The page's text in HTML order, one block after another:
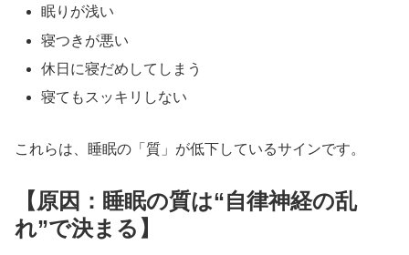
眠りが浅い
寝つきが悪い
休日に寝だめしてしまう
寝てもスッキリしない
これらは、睡眠の「質」が低下しているサインです。
【原因：睡眠の質は“自律神経の乱
れ”で決まる】